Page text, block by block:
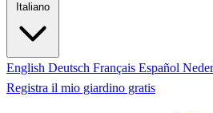
Italiano
English Deutsch Français Español
Registra il mio giardino gratis